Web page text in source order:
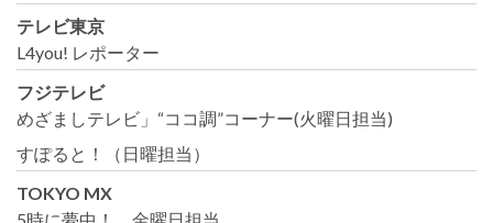
テレビ東京
L4you! レポーター
フジテレビ
めざましテレビ」“ココ調”コーナー(火曜日担当)
すぽると！（日曜担当）
TOKYO MX